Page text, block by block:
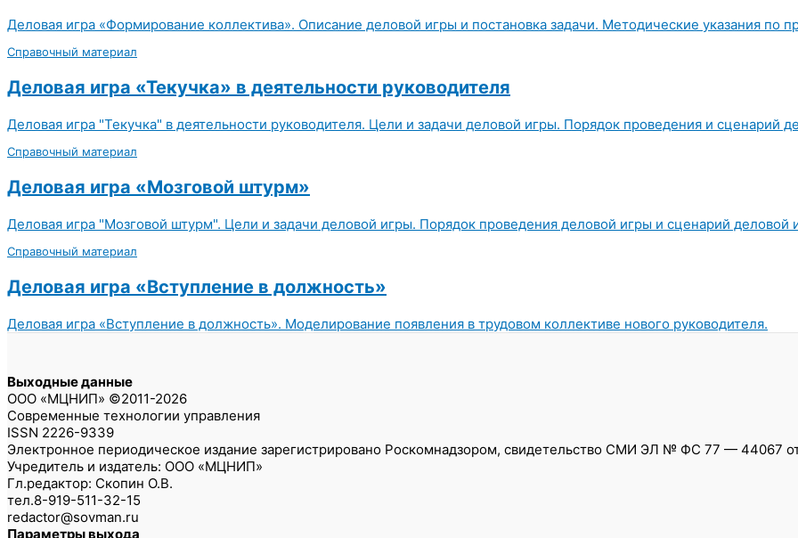
Деловая игра «Формирование коллектива». Описание деловой игры и постановка задачи. Методические указания по
Справочный материал
Деловая игра «Текучка» в деятельности руководителя
Деловая игра "Текучка" в деятельности руководителя. Цели и задачи деловой игры. Порядок проведения и сценарий
Справочный материал
Деловая игра «Мозговой штурм»
Деловая игра "Мозговой штурм". Цели и задачи деловой игры. Порядок проведения деловой игры и сценарий деловой
Справочный материал
Деловая игра «Вступление в должность»
Деловая игра «Вступление в должность». Моделирование появления в трудовом коллективе нового руководителя.
Выходные данные
ООО «МЦНИП» ©2011-2026
Современные технологии управления
ISSN 2226-9339
Электронное периодическое издание зарегистрировано Роскомнадзором, свидетельство СМИ ЭЛ № ФС 77 — 44067 от
Учредитель и издатель: ООО «МЦНИП»
Гл.редактор: Скопин О.В.
тел.8-919-511-32-15
redactor@sovman.ru
Параметры выхода